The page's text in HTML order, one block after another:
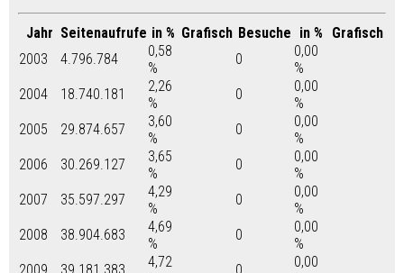
Jahr Seitenaufrufe in % Grafisch Besuche in %
Grafisch
2003
4.796.784
0,58
%
0
0,00
%
2004
18.740.181
2,26
%
0
0,00
%
2005
29.874.657
3,60
%
0
0,00
%
2006
30.269.127
3,65
%
0
0,00
%
2007
35.597.297
4,29
%
0
0,00
%
2008
38.904.683
4,69
%
0
0,00
%
4,72
0,00